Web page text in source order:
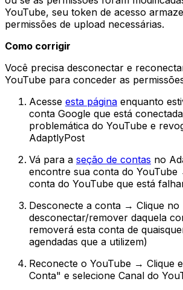
YouTube, seu token de acesso
permissões de upload necessárias.
Como corrigir
Você precisa desconectar e
YouTube para conceder as
Acesse esta página enquanto
conta Google que está
problemática do YouTube e
AdaptlyPost
Vá para a seção de contas no
encontre sua conta do
conta do YouTube que está
Desconecte a conta → Clique no
desconectar/remover daquela
removerá esta conta de
agendadas que a utilizem)
Reconecte o YouTube → Clique
Conta" e selecione Canal do